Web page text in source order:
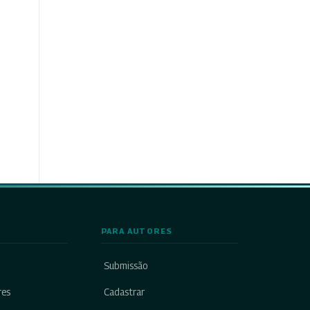
PARA AUTORES
Submissão
Cadastrar